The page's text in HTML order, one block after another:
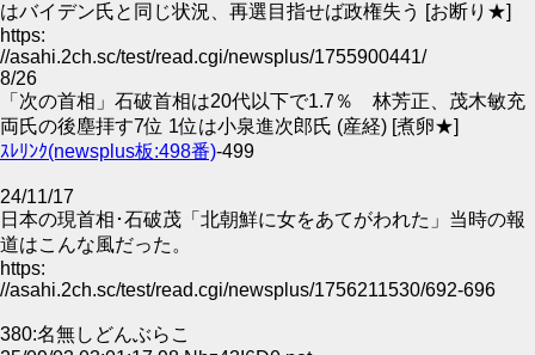
はバイデン氏と同じ状況、再選目指せば政権失う [お断り★]
https:
//asahi.2ch.sc/test/read.cgi/newsplus/1755900441/
8/26
「次の首相」石破首相は20代以下で1.7％ 林芳正、茂木敏充
両氏の後塵拝す7位 1位は小泉進次郎氏 (産経) [煮卵★]
ｽﾚﾘﾝｸ(newsplus板:498番)-499
24/11/17
日本の現首相･石破茂「北朝鮮に女をあてがわれた」当時の報
道はこんな風だった。
https:
//asahi.2ch.sc/test/read.cgi/newsplus/1756211530/692-696
380:名無しどんぶらこ